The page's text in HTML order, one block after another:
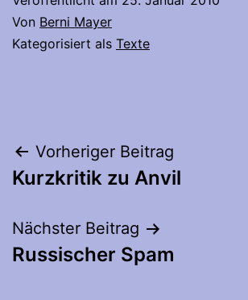
Von Berni Mayer
Kategorisiert als Texte
Beitragsnavigation
Vorheriger Beitrag
Kurzkritik zu Anvil
Nächster Beitrag
Russischer Spam